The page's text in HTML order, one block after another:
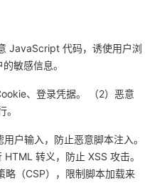
JavaScript 代码，诱使用户浏
敏感信息。
、登录凭据。
（2）恶意
用户输入，防止恶意脚本注入。
转义，防止 XSS 攻击。
略（CSP），限制脚本加载来